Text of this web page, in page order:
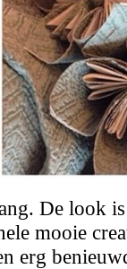
De look
mooie
erg